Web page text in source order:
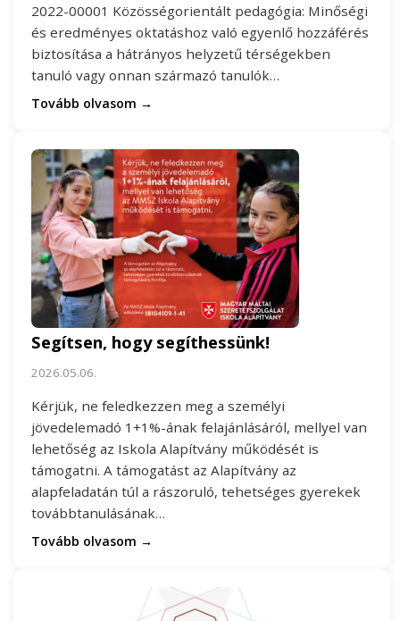
2022-00001 Közösségorientált pedagógia: Minőségi
és eredményes oktatáshoz való egyenlő hozzáférés
biztosítása a hátrányos helyzetű térségekben
tanuló vagy onnan származó tanulók…
Tovább olvasom →
Segítsen, hogy segíthessünk!
2026.05.06.
Kérjük, ne feledkezzen meg a személyi
jövedelemadó 1+1%-ának felajánlásáról, mellyel van
lehetőség az Iskola Alapítvány működését is
támogatni. A támogatást az Alapítvány az
alapfeladatán túl a rászoruló, tehetséges gyerekek
továbbtanulásának…
Tovább olvasom →